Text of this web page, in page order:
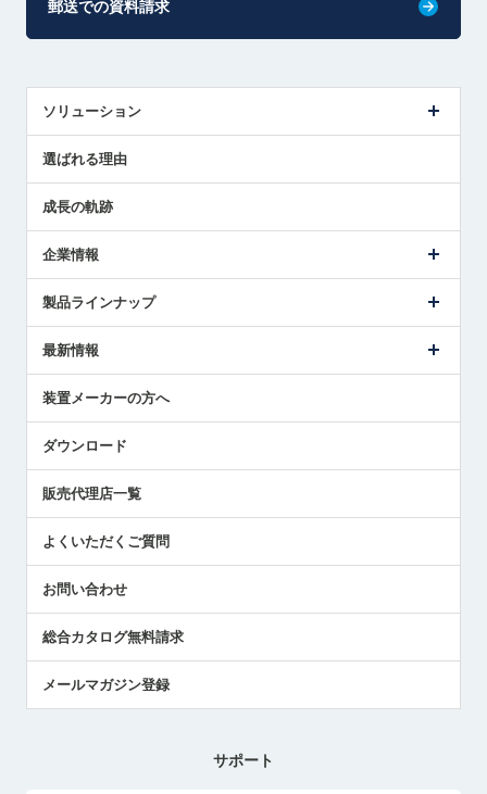
郵送での資料請求
ソリューション
解決策提案
選ばれる理由
成長の軌跡
企業情報
ごあいさつ
受賞履歴
採用情報
国/地域/言語
製品ラインナップ
ツールセッタ製品
エアマイクロセンサ製品
最新情報
メトロールの技術
社員ブログ
中小企業のBCP地震対策
センサのテクニカルガイド
社長ブログ
装置メーカーの方へ
ダウンロード
販売代理店一覧
よくいただくご質問
お問い合わせ
総合カタログ無料請求
メールマガジン登録
サポート